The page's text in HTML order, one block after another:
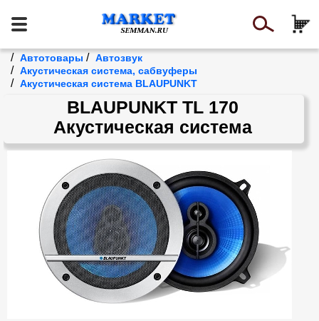
/ Автотовары / Автозвук
/ Акустическая система, сабвуферы
/ Акустическая система BLAUPUNKT
BLAUPUNKT TL 170
Акустическая система